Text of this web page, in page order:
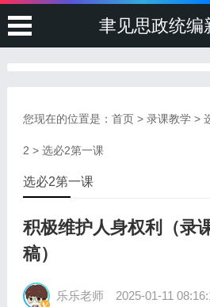
聿见思政统编
您现在的位置是： 首页> 录课教学>
2 > 选必2第一课
选必2第一课
积极维护人身权利（录
稿）
乐乐老师 2025-01-11